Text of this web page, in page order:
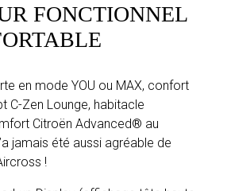
FONCTIONNEL
en mode YOU ou MAX, confort
C-Zen Lounge, habitacle
Citroën Advanced® au
jamais été aussi agréable de
!